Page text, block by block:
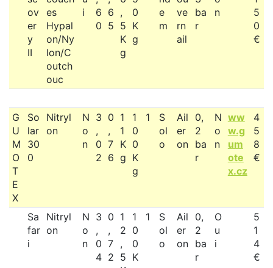
ov
er
y
II
es
Hypal
on/Ny
lon/C
outch
ouc
i
6
0
6
5
,
5
K
g
0
K
g
e
m
ve
rn
ail
ba
r
n
5
0
€
G
U
M
O
T
E
X
So
lar
30
0
Nitryl
on
N
o
n
3
,
0
2
0
,
7
6
1
1
K
g
1
0
0
K
g
1
S
ol
o
Ail
er
on
0,
2
ba
r
N
o
n
ww
w.g
um
ote
x.cz
4
5
8
€
Sa
far
i
Nitryl
on
N
o
n
3
,
0
4
0
,
7
2
1
2
,
5
1
0
0
K
1
S
ol
o
Ail
er
on
0,
2
ba
r
O
u
i
5
1
4
€